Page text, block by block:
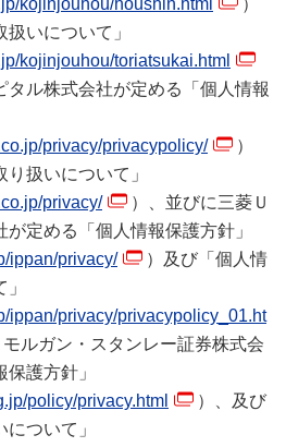
kojinjouhou/houshin.html
）
いについて」
kojinjouhou/toriatsukai.html
タル株式会社が定める「個人情報
privacy/privacypolicy/
）
扱いについて」
privacy/
）、並びに三菱Ｕ
が定める「個人情報保護方針」
ippan/privacy/
）及び「個人情
ippan/privacy/privacypolicy_01.ht
ルガン・スタンレー証券株式会
護方針」
policy/privacy.html
）、及び
について」